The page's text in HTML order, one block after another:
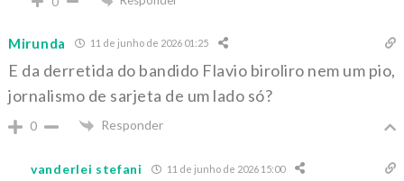
Mirunda 11 de junho de 2026 01:25
E da derretida do bandido Flavio biroliro nem um pio,
jornalismo de sarjeta de um lado só?
0 Responder
vanderlei stefani 11 de junho de 2026 15:00